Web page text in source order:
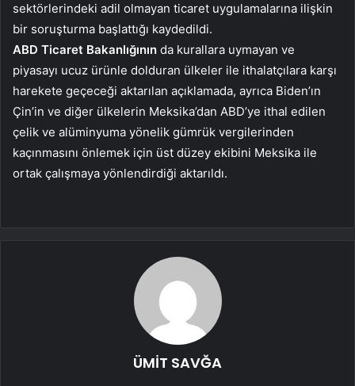
sektörlerindeki adil olmayan ticaret uygulamalarına ilişkin
bir soruşturma başlattığı kaydedildi.
ABD Ticaret Bakanlığının da kurallara uymayan ve
piyasayı ucuz ürünle dolduran ülkeler ile ithalatçılara karşı
harekete geçeceği aktarılan açıklamada, ayrıca Biden’ın
Çin’in ve diğer ülkelerin Meksika’dan ABD’ye ithal edilen
çelik ve alüminyuma yönelik gümrük vergilerinden
kaçınmasını önlemek için üst düzey ekibini Meksika ile
ortak çalışmaya yönlendirdiği aktarıldı.
ÜMİT SAVĞA